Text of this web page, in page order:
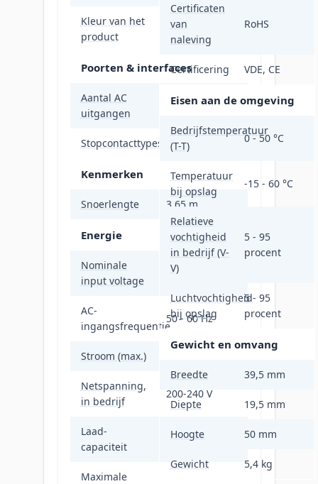
Kleur van het
product
Zwart
Poorten & interfaces
Aantal AC
uitgangen
3 AC-
Stopcontacttypes C19 stekker
Kenmerken
Snoerlengte 3,65 m
Energie
Nominale
input voltage
200-240 V
AC-
ingangsfrequentie
50 - 60 Hz
Stroom (max.)
Netspanning,
in bedrijf
200-240 V
Laad-
capaciteit
11040 VA
Maximale
Certificaten
van
naleving
RoHS
Certificering VDE, CE
Eisen aan de omgeving
Bedrijfstemperatuur
(T-T)
0 - 50 °C
Temperatuur
bij opslag
-15 - 60 °C
Relatieve
vochtigheid
in bedrijf (V-
V)
5 - 95
procent
Luchtvochtigheid
bij opslag
5 - 95
procent
Gewicht en omvang
Breedte 39,5 mm
Diepte 19,5 mm
Hoogte 50 mm
Gewicht 5,4 kg